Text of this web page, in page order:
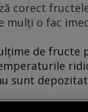
corect
mulți o fac
de fructe
sunt